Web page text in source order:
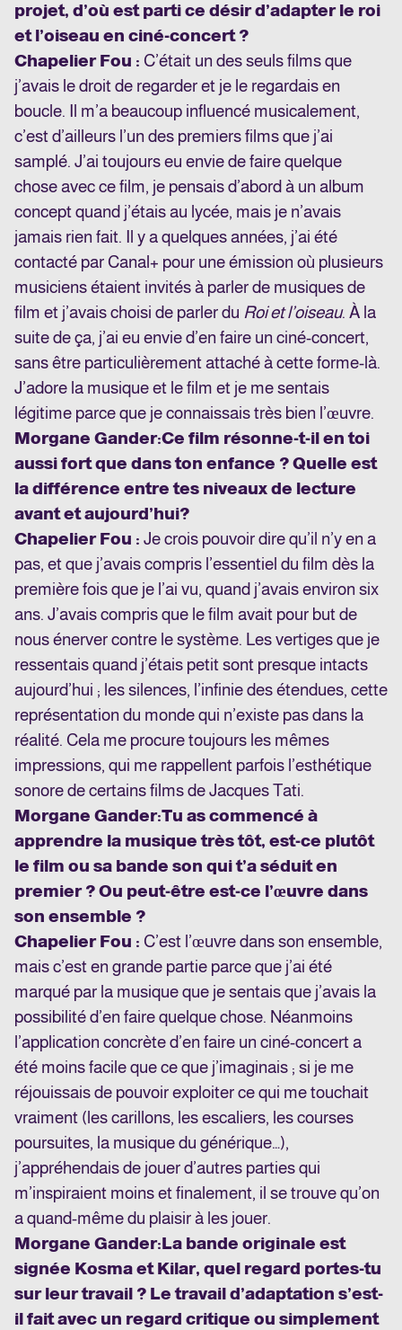
projet, d’où est parti ce désir d’adapter le roi
et l’oiseau en ciné-concert ?
Chapelier Fou : C’était un des seuls films que
j’avais le droit de regarder et je le regardais en
boucle. Il m’a beaucoup influencé musicalement,
c’est d’ailleurs l’un des premiers films que j’ai
samplé. J’ai toujours eu envie de faire quelque
chose avec ce film, je pensais d’abord à un album
concept quand j’étais au lycée, mais je n’avais
jamais rien fait. Il y a quelques années, j’ai été
contacté par Canal+ pour une émission où plusieurs
musiciens étaient invités à parler de musiques de
film et j’avais choisi de parler du Roi et l’oiseau. À la
suite de ça, j’ai eu envie d’en faire un ciné-concert,
sans être particulièrement attaché à cette forme-là.
J’adore la musique et le film et je me sentais
légitime parce que je connaissais très bien l’œuvre.
Morgane Gander:Ce film résonne-t-il en toi
aussi fort que dans ton enfance ? Quelle est
la différence entre tes niveaux de lecture
avant et aujourd’hui?
Chapelier Fou : Je crois pouvoir dire qu’il n’y en a
pas, et que j’avais compris l’essentiel du film dès la
première fois que je l’ai vu, quand j’avais environ six
ans. J’avais compris que le film avait pour but de
nous énerver contre le système. Les vertiges que je
ressentais quand j’étais petit sont presque intacts
aujourd’hui ; les silences, l’infinie des étendues, cette
représentation du monde qui n’existe pas dans la
réalité. Cela me procure toujours les mêmes
impressions, qui me rappellent parfois l’esthétique
sonore de certains films de Jacques Tati.
Morgane Gander:Tu as commencé à
apprendre la musique très tôt, est-ce plutôt
le film ou sa bande son qui t’a séduit en
premier ? Ou peut-être est-ce l’œuvre dans
son ensemble ?
Chapelier Fou : C’est l’œuvre dans son ensemble,
mais c’est en grande partie parce que j’ai été
marqué par la musique que je sentais que j’avais la
possibilité d’en faire quelque chose. Néanmoins
l’application concrète d’en faire un ciné-concert a
été moins facile que ce que j’imaginais ; si je me
réjouissais de pouvoir exploiter ce qui me touchait
vraiment (les carillons, les escaliers, les courses
poursuites, la musique du générique…),
j’appréhendais de jouer d’autres parties qui
m’inspiraient moins et finalement, il se trouve qu’on
a quand-même du plaisir à les jouer.
Morgane Gander:La bande originale est
signée Kosma et Kilar, quel regard portes-tu
sur leur travail ? Le travail d’adaptation s’est-
il fait avec un regard critique ou simplement